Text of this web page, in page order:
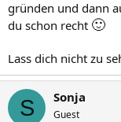
gründen und dann
du schon recht 🙂
Lass dich nicht zu
S Sonja
Guest